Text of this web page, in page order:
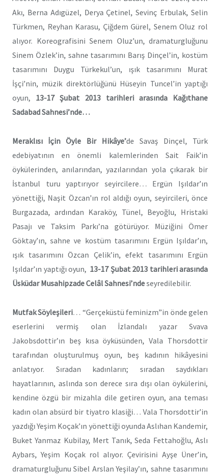
Akı, Berna Adıgüzel, Derya Çetinel, Sevinç Erbulak, Selin
Türkmen, Reyhan Karasu, Çiğdem Gürel, Senem Oluz rol
alıyor. Koreografisini Senem Oluz’un, dramaturgluğunu
Sinem Özlek’in, sahne tasarımını Barış Dinçel’in, kostüm
tasarımını Duygu Türkekul’un, ışık tasarımını Murat
İşçi’nin, müzik direktörlüğünü Hüseyin Tuncel’in yaptığı
oyun, 13-17 Şubat 2013 tarihleri arasında Kağıthane
Sadabad Sahnesi’nde…
Meraklısı İçin Öyle Bir Hikâye’de Savaş Dinçel, Türk
edebiyatının en önemli kalemlerinden Sait Faik’in
öykülerinden, anılarından, yazılarından yola çıkarak bir
İstanbul turu yaptırıyor seyircilere… Ergün Işıldar’ın
yönettiği, Naşit Özcan’ın rol aldığı oyun, seyircileri, önce
Burgazada, ardından Karaköy, Tünel, Beyoğlu, Hristaki
Pasajı ve Taksim Parkı’na götürüyor. Müziğini Ömer
Göktay’ın, sahne ve kostüm tasarımını Ergün Işıldar’ın,
ışık tasarımını Özcan Çelik’in, efekt tasarımını Ergün
Işıldar’ın yaptığı oyun, 13-17 Şubat 2013 tarihleri arasında
Üsküdar Musahipzade Celâl Sahnesi’ndeseyredilebilir.
Mutfak Söyleşileri… “Gerçeküstü feminizm”in önde gelen
eserlerini vermiş olan İzlandalı yazar Svava
Jakobsdottir’ın beş kısa öyküsünden, Vala Thorsdottir
tarafından oluşturulmuş oyun, beş kadının hikâyesini
anlatıyor. Sıradan kadınların; sıradan saydıkları
hayatlarının, aslında son derece sıra dışı olan öykülerini,
kendine özgü bir mizahla dile getiren oyun, ana teması
kadın olan absürd bir tiyatro klasiği… Vala Thorsdottir’in
yazdığı Yeşim Koçak’ın yönettiği oyunda Aslıhan Kandemir,
Buket Yanmaz Kubilay, Mert Tanık, Seda Fettahoğlu, Aslı
Aybars, Yeşim Koçak rol alıyor. Çevirisini Ayşe Üner’in,
dramaturgluğunu Sibel Arslan Yeşilay’ın, sahne tasarımını